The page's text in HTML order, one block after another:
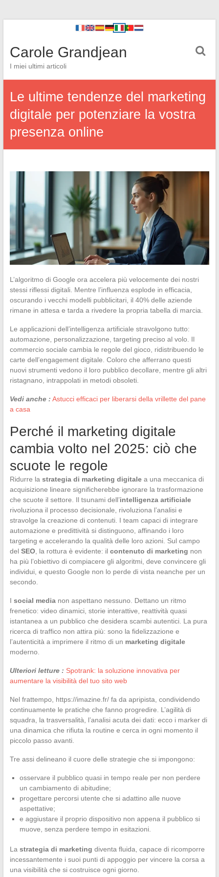
Carole Grandjean
I miei ultimi articoli
Le ultime tendenze del marketing
digitale per potenziare la vostra
presenza online
L’algoritmo di Google ora accelera più velocemente dei nostri
stessi riflessi digitali. Mentre l’influenza esplode in efficacia,
oscurando i vecchi modelli pubblicitari, il 40% delle aziende
rimane in attesa e tarda a rivedere la propria tabella di marcia.
Le applicazioni dell’intelligenza artificiale stravolgono tutto:
automazione, personalizzazione, targeting preciso al volo. Il
commercio sociale cambia le regole del gioco, ridistribuendo le
carte dell’engagement digitale. Coloro che afferrano questi
nuovi strumenti vedono il loro pubblico decollare, mentre gli altri
ristagnano, intrappolati in metodi obsoleti.
Vedi anche : Astucci efficaci per liberarsi della vrillette del pane
a casa
Perché il marketing digitale
cambia volto nel 2025: ciò che
scuote le regole
Ridurre la strategia di marketing digitalea una meccanica di
acquisizione lineare significherebbe ignorare la trasformazione
che scuote il settore. Il tsunami dell’intelligenza artificiale
rivoluziona il processo decisionale, rivoluziona l’analisi e
stravolge la creazione di contenuti. I team capaci di integrare
automazione e predittività si distinguono, affinando i loro
targeting e accelerando la qualità delle loro azioni. Sul campo
del SEO, la rottura è evidente: il contenuto di marketing non
ha più l’obiettivo di compiacere gli algoritmi, deve convincere gli
individui, e questo Google non lo perde di vista neanche per un
secondo.
I social medianon aspettano nessuno. Dettano un ritmo
frenetico: video dinamici, storie interattive, reattività quasi
istantanea a un pubblico che desidera scambi autentici. La pura
ricerca di traffico non attira più: sono la fidelizzazione e
l’autenticità a imprimere il ritmo di un marketing digitale
moderno.
Ulteriori letture : Spotrank: la soluzione innovativa per
aumentare la visibilità del tuo sito web
Nel frattempo, https://imazine.fr/ fa da apripista, condividendo
continuamente le pratiche che fanno progredire. L’agilità di
squadra, la trasversalità, l’analisi acuta dei dati: ecco i marker di
una dinamica che rifiuta la routine e cerca in ogni momento il
piccolo passo avanti.
Tre assi delineano il cuore delle strategie che si impongono:
osservare il pubblico quasi in tempo reale per non perdere
un cambiamento di abitudine;
progettare percorsi utente che si adattino alle nuove
aspettative;
e aggiustare il proprio dispositivo non appena il pubblico si
muove, senza perdere tempo in esitazioni.
La strategia di marketing diventa fluida, capace di ricomporre
incessantemente i suoi punti di appoggio per vincere la corsa a
una visibilità che si costruisce ogni giorno.